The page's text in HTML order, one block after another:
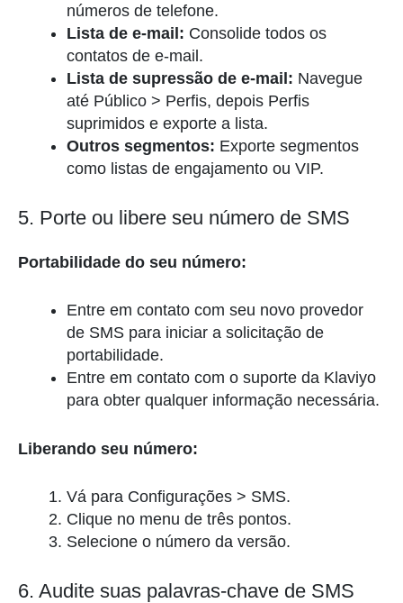
números de telefone.
Lista de e-mail: Consolide todos os
contatos de e-mail.
Lista de supressão de e-mail: Navegue
até Público > Perfis, depois Perfis
suprimidos e exporte a lista.
Outros segmentos: Exporte segmentos
como listas de engajamento ou VIP.
5. Porte ou libere seu número de SMS
Portabilidade do seu número:
Entre em contato com seu novo provedor
de SMS para iniciar a solicitação de
portabilidade.
Entre em contato com o suporte da Klaviyo
para obter qualquer informação necessária.
Liberando seu número:
Vá para Configurações > SMS.
Clique no menu de três pontos.
Selecione o número da versão.
6. Audite suas palavras-chave de SMS